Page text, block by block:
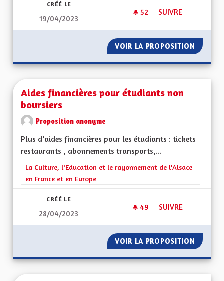
CRÉÉ LE
19/04/2023
52 52 ABONNÉS
SUIVRE
VOIR LA PROPOSITION AIDE
Aides financières pour étudiants non
boursiers
Proposition anonyme
Plus d'aides financières pour les étudiants : tickets
restaurants , abonnements transports,...
Filtrer les résultats de la catégorie : La Culture, l'Education et
La Culture, l'Education et le rayonnement de l'Alsace
en France et en Europe
CRÉÉ LE
28/04/2023
49 49 ABONNÉS
SUIVRE
VOIR LA PROPOSITION AIDES